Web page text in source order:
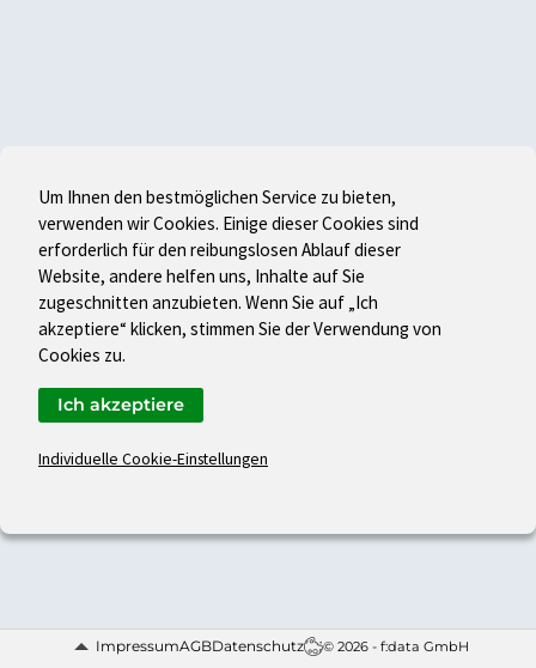
ImpressumAGBDatenschutz © 2026 - f:data GmbH
Um Ihnen den bestmöglichen Service zu bieten,
verwenden wir Cookies. Einige dieser Cookies sind
erforderlich für den reibungslosen Ablauf dieser
Website, andere helfen uns, Inhalte auf Sie
zugeschnitten anzubieten. Wenn Sie auf „Ich
akzeptiere“ klicken, stimmen Sie der Verwendung von
Cookies zu.
Individuelle Cookie-Einstellungen
Ich akzeptiere